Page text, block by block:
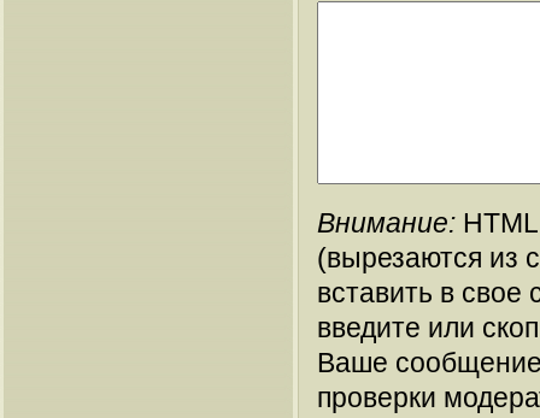
Внимание:
(вырезаются из
вставить в
введите или
Ваше
проверки